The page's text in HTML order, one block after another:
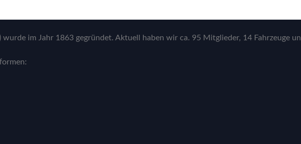
im Jahr 1863 gegründet. Aktuell haben wir ca. 95 Mitglieder, 14 Fahrzeuge